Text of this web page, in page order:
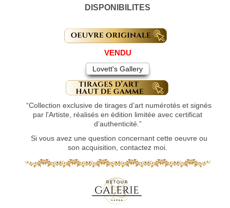
DISPONIBILITES
VENDU
Lovett's Gallery
“Collection exclusive de tirages d’art numérotés et signés
par l'Artiste, réalisés en édition limitée avec certificat
d’authenticité.”
Si vous avez une question concernant cette oeuvre ou
son acquisition, contactez moi.